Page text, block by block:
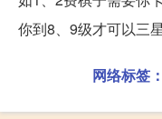
你到8、9级才可以三
网络标签：